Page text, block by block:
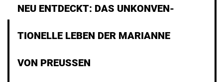
NEU ENTDECKT: DAS UNKONVEN-
TIONELLE LEBEN DER MARIANNE
VON PREUSSEN